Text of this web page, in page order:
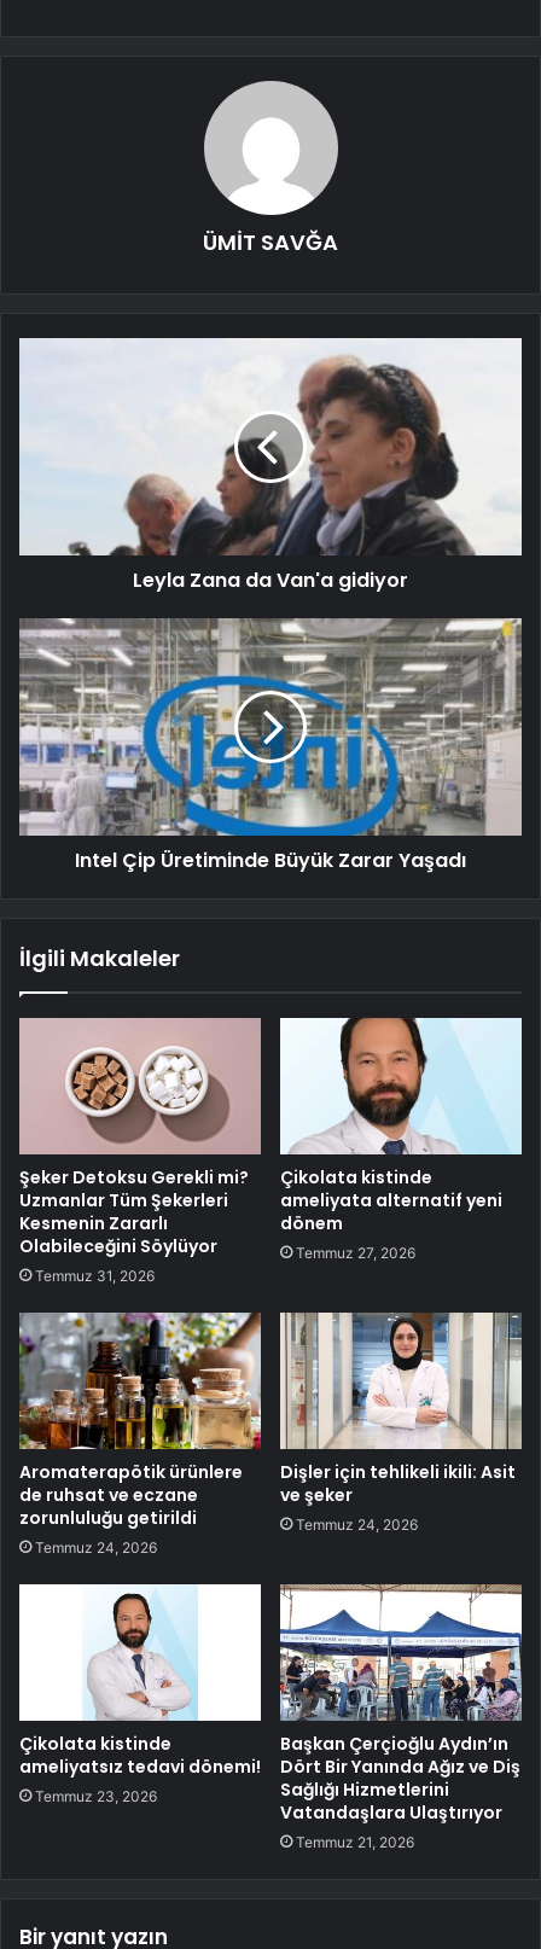
ÜMİT SAVĞA
Leyla Zana da Van'a gidiyor
Intel Çip Üretiminde Büyük Zarar Yaşadı
İlgili Makaleler
Şeker Detoksu Gerekli mi?
Uzmanlar Tüm Şekerleri
Kesmenin Zararlı
Olabileceğini Söylüyor
Temmuz 31, 2026
Çikolata kistinde
ameliyata alternatif yeni
dönem
Temmuz 27, 2026
Aromaterapötik ürünlere
de ruhsat ve eczane
zorunluluğu getirildi
Temmuz 24, 2026
Dişler için tehlikeli ikili: Asit
ve şeker
Temmuz 24, 2026
Çikolata kistinde
ameliyatsız tedavi dönemi!
Temmuz 23, 2026
Başkan Çerçioğlu Aydın’ın
Dört Bir Yanında Ağız ve Diş
Sağlığı Hizmetlerini
Vatandaşlara Ulaştırıyor
Temmuz 21, 2026
Bir yanıt yazın